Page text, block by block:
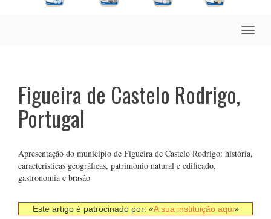
Toggle
Figueira de Castelo Rodrigo,
Portugal
Apresentação do município de Figueira de Castelo Rodrigo: história,
características geográficas, património natural e edificado,
gastronomia e brasão
Este artigo é patrocinado por: «A sua instituição aqui»